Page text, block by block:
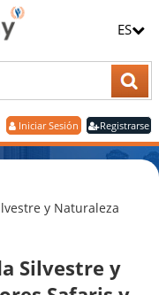
Iniciar Sesión Registrarse
ES
y Naturaleza
Silvestre y